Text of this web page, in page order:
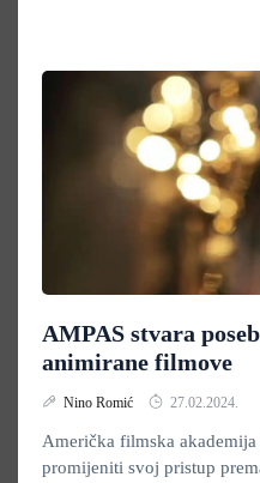
AMPAS stvara
animirane filmove
Nino Romić 27.02.2024.
Američka filmska
promijeniti svoj pristup